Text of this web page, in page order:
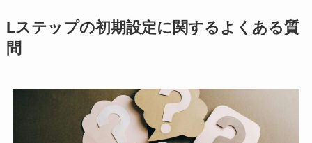
Lステップの初期設定に関するよくある質
問